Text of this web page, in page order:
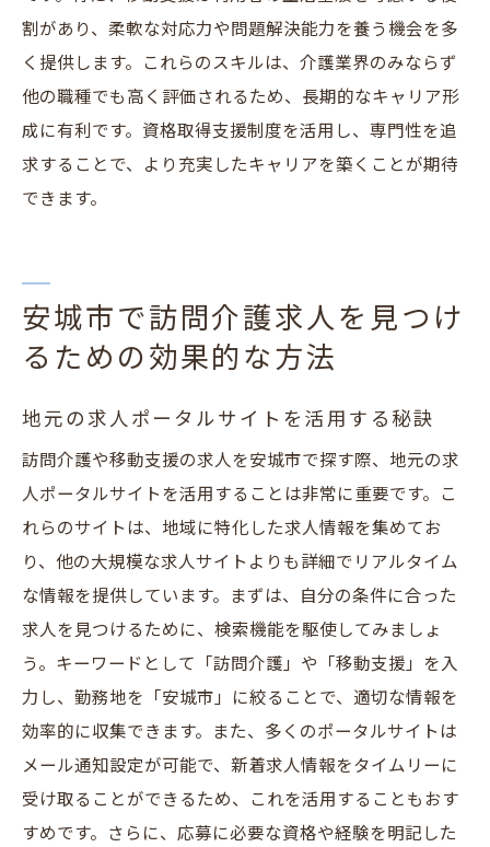
割があり、柔軟な対応力や問題解決能力を養う機会を多
く提供します。これらのスキルは、介護業界のみならず
他の職種でも高く評価されるため、長期的なキャリア形
成に有利です。資格取得支援制度を活用し、専門性を追
求することで、より充実したキャリアを築くことが期待
できます。
安城市で訪問介護求人を見つけ
るための効果的な方法
地元の求人ポータルサイトを活用する秘訣
訪問介護や移動支援の求人を安城市で探す際、地元の求
人ポータルサイトを活用することは非常に重要です。こ
れらのサイトは、地域に特化した求人情報を集めてお
り、他の大規模な求人サイトよりも詳細でリアルタイム
な情報を提供しています。まずは、自分の条件に合った
求人を見つけるために、検索機能を駆使してみましょ
う。キーワードとして「訪問介護」や「移動支援」を入
力し、勤務地を「安城市」に絞ることで、適切な情報を
効率的に収集できます。また、多くのポータルサイトは
メール通知設定が可能で、新着求人情報をタイムリーに
受け取ることができるため、これを活用することもおす
すめです。さらに、応募に必要な資格や経験を明記した